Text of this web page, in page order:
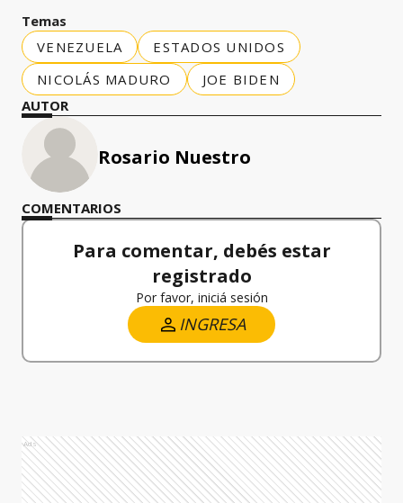
Temas
VENEZUELA
ESTADOS UNIDOS
NICOLÁS MADURO
JOE BIDEN
AUTOR
Rosario Nuestro
COMENTARIOS
Para comentar, debés estar
registrado
Por favor, iniciá sesión
INGRESA
Ads